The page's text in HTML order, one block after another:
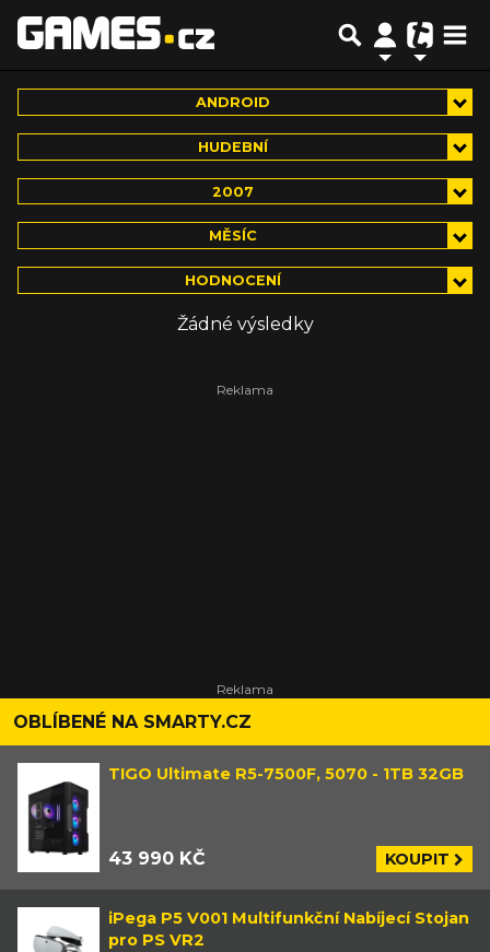
ANDROID
HUDEBNÍ
2007
MĚSÍC
HODNOCENÍ
Žádné výsledky
OBLÍBENÉ NA SMARTY.CZ
TIGO Ultimate R5-7500F, 5070 - 1TB 32GB
43 990 KČ KOUPIT
iPega P5 V001 Multifunkční Nabíjecí Stojan
pro PS VR2